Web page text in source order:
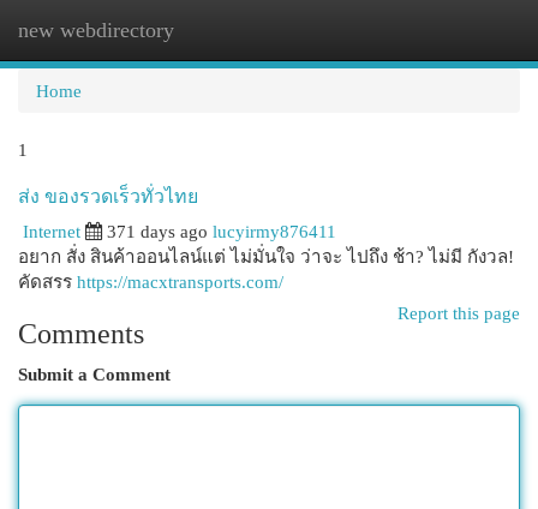
new webdirectory
Home
1
ส่ง ของรวดเร็วทั่วไทย
Internet
371 days ago lucyirmy876411
อยาก สั่ง สินค้าออนไลน์แต่ ไม่มั่นใจ ว่าจะ ไปถึง ช้า? ไม่มี กังวล!
คัดสรร https://macxtransports.com/
Report this page
Comments
Submit a Comment